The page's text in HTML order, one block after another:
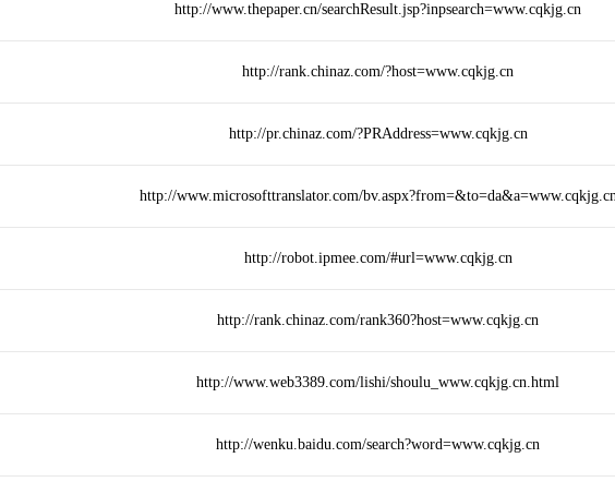
http://www.thepaper.cn/searchResult.jsp?inpsearch=www.cqkjg.cn
http://rank.chinaz.com/?host=www.cqkjg.cn
http://pr.chinaz.com/?PRAddress=www.cqkjg.cn
http://www.microsofttranslator.com/
http://robot.ipmee.com/#url=www.cqkjg.cn
http://rank.chinaz.com/rank360?host=www.cqkjg.cn
http://www.web3389.com/lishi/shoulu_www.cqkjg.cn.html
http://wenku.baidu.com/search?word=www.cqkjg.cn